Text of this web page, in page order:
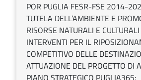
POR PUGLIA FESR-FSE 2014-
TUTELA DELL’AMBIENTE E
RISORSE NATURALI E
INTERVENTI PER IL
COMPETITIVO DELLE
ATTUAZIONE DEL PROGETTO DI
PIANO STRATEGICO PUGLIA365: